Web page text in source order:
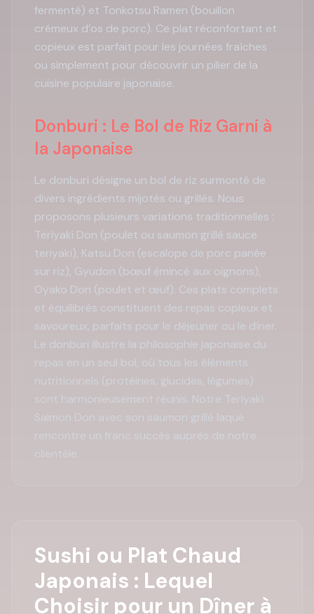
fermenté) et Tonkotsu Ramen (bouillon
crémeux d’os de porc). Ce plat réconfortant et
copieux est parfait pour les journées fraîches
ou simplement pour découvrir un pilier de la
cuisine populaire japonaise.
Donburi : Le Bol de Riz Garni à
la Japonaise
Le donburi désigne un bol de riz surmonté de
divers ingrédients mijotés ou grillés. Nous
proposons plusieurs variations traditionnelles :
Teriyaki Don (poulet ou saumon grillé sauce
teriyaki), Katsu Don (escalope de porc panée
sur riz), Gyudon (bœuf émincé aux oignons),
Oyako Don (poulet et œuf). Ces plats complets
et équilibrés constituent des repas copieux et
savoureux, parfaits pour le déjeuner ou le dîner.
Le donburi illustre la philosophie japonaise du
repas en un seul bol, où tous les éléments
nutritionnels (protéines, glucides, légumes)
sont harmonieusement réunis. Notre Teriyaki
Salmon Don avec son saumon grillé laqué
rencontre un franc succès auprès de notre
clientèle.
Sushi ou Plat Chaud
Japonais : Lequel
Choisir pour un Dîner à